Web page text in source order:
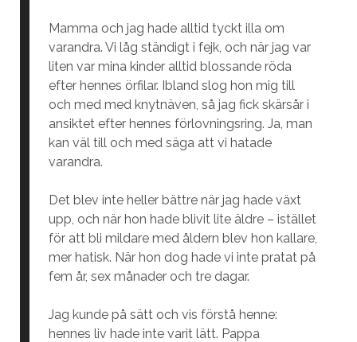
Mamma och jag hade alltid tyckt illa om
varandra. Vi låg ständigt i fejk, och när jag var
liten var mina kinder alltid blossande röda
efter hennes örfilar. Ibland slog hon mig till
och med med knytnäven, så jag fick skärsår i
ansiktet efter hennes förlovningsring. Ja, man
kan väl till och med säga att vi hatade
varandra.
Det blev inte heller bättre när jag hade växt
upp, och när hon hade blivit lite äldre – istället
för att bli mildare med åldern blev hon kallare,
mer hatisk. När hon dog hade vi inte pratat på
fem år, sex månader och tre dagar.
Jag kunde på sätt och vis förstå henne:
hennes liv hade inte varit lätt. Pappa